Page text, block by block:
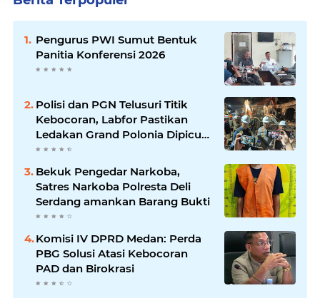
Pengurus PWI Sumut Bentuk
Panitia Konferensi 2026
Polisi dan PGN Telusuri Titik
Kebocoran, Labfor Pastikan
Ledakan Grand Polonia Dipicu
Akumulasi Gas
Bekuk Pengedar Narkoba,
Satres Narkoba Polresta Deli
Serdang amankan Barang Bukti
Komisi IV DPRD Medan: Perda
PBG Solusi Atasi Kebocoran
PAD dan Birokrasi